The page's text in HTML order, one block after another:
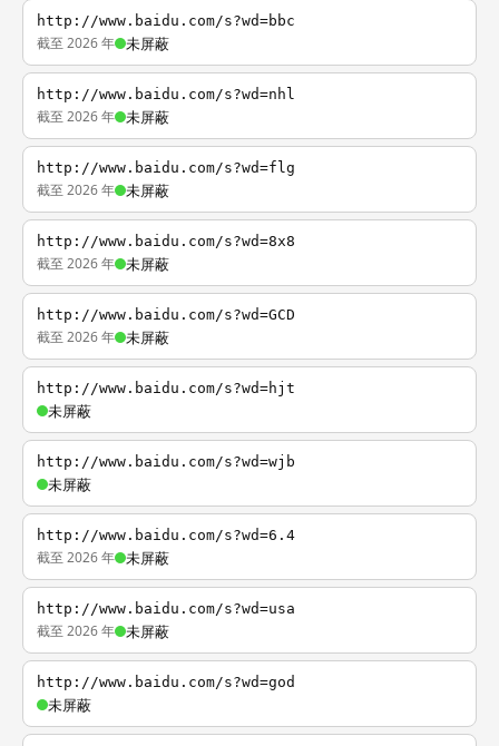
http://www.baidu.com/s?wd=bbc
截至 2026 年 未屏蔽
http://www.baidu.com/s?wd=nhl
截至 2026 年 未屏蔽
http://www.baidu.com/s?wd=flg
截至 2026 年 未屏蔽
http://www.baidu.com/s?wd=8x8
截至 2026 年 未屏蔽
http://www.baidu.com/s?wd=GCD
截至 2026 年 未屏蔽
http://www.baidu.com/s?wd=hjt
未屏蔽
http://www.baidu.com/s?wd=wjb
未屏蔽
http://www.baidu.com/s?wd=6.4
截至 2026 年 未屏蔽
http://www.baidu.com/s?wd=usa
截至 2026 年 未屏蔽
http://www.baidu.com/s?wd=god
未屏蔽